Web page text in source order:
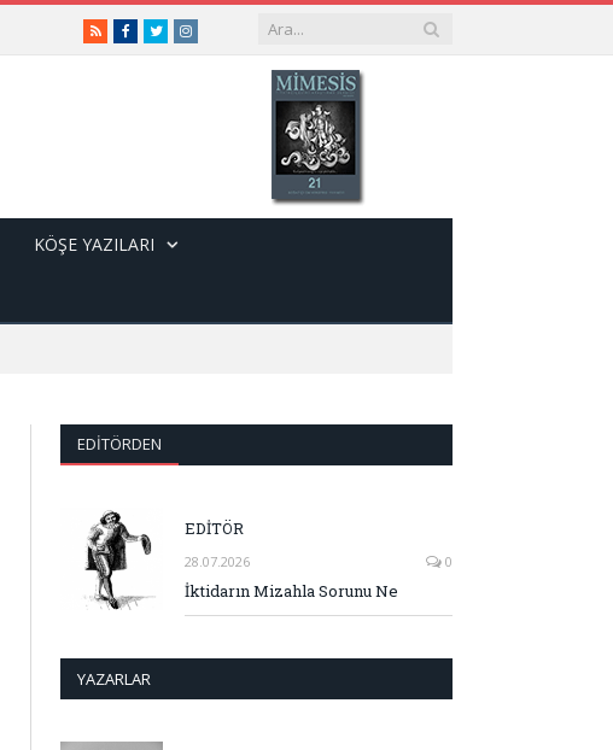
RSSFacebook
TwitterInstagram
KÖŞE YAZILARI
EDITÖRDEN
EDİTÖR
28.07.2026 0
İktidarın Mizahla Sorunu Ne
YAZARLAR